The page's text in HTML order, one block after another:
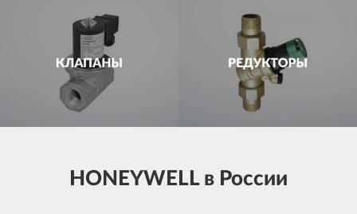
HONEYWELL в России